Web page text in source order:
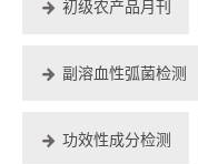
初级农产品月刊
副溶血性弧菌检测
功效性成分检测